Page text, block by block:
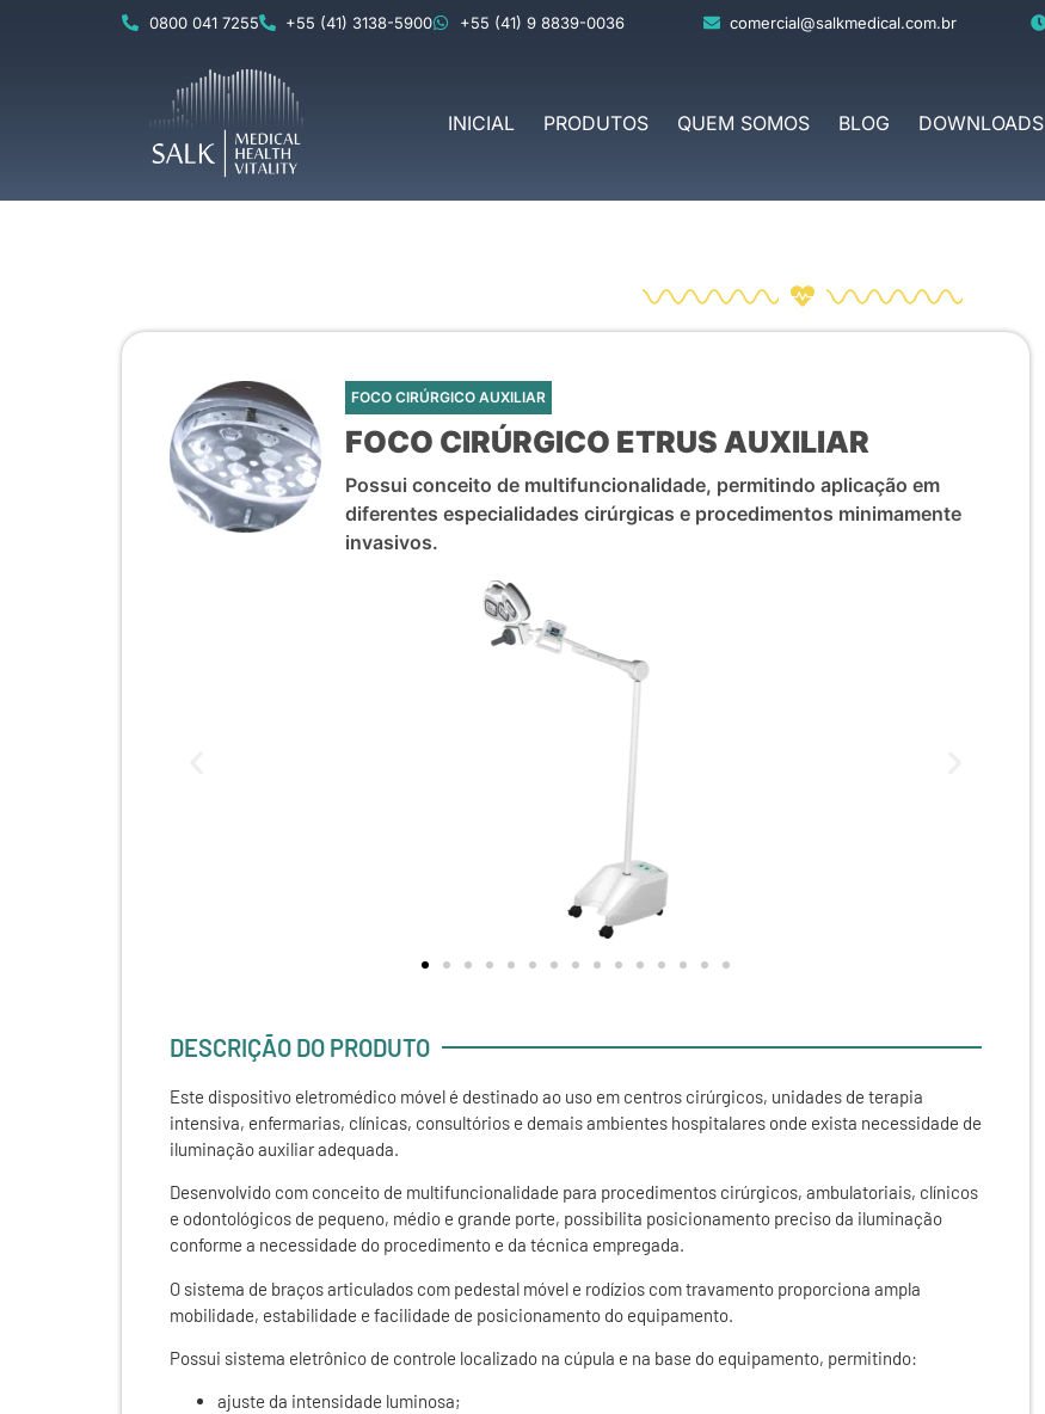
0800 041 7255 +55 (41) 3138-5900 +55 (41) 9 8839-0036 comercial@salkmedical.com.br
INICIAL PRODUTOS QUEM SOMOS BLOG DOWNLOADS
FOCO CIRÚRGICO AUXILIAR
FOCO CIRÚRGICO ETRUS AUXILIAR
Possui conceito de multifuncionalidade, permitindo aplicação em
diferentes especialidades cirúrgicas e procedimentos minimamente
invasivos.
DESCRIÇÃO DO PRODUTO
Este dispositivo eletromédico móvel é destinado ao uso em centros cirúrgicos, unidades de terapia
intensiva, enfermarias, clínicas, consultórios e demais ambientes hospitalares onde exista necessidade de
iluminação auxiliar adequada.
Desenvolvido com conceito de multifuncionalidade para procedimentos cirúrgicos, ambulatoriais, clínicos
e odontológicos de pequeno, médio e grande porte, possibilita posicionamento preciso da iluminação
conforme a necessidade do procedimento e da técnica empregada.
O sistema de braços articulados com pedestal móvel e rodízios com travamento proporciona ampla
mobilidade, estabilidade e facilidade de posicionamento do equipamento.
Possui sistema eletrônico de controle localizado na cúpula e na base do equipamento, permitindo:
ajuste da intensidade luminosa;